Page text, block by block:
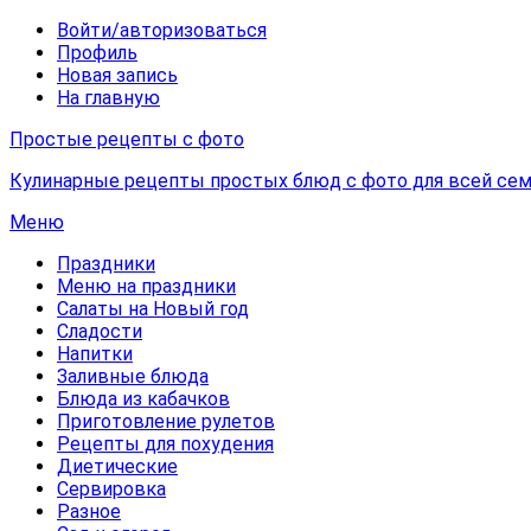
Войти/авторизоваться
Профиль
Новая запись
На главную
Простые рецепты с фото
Кулинарные рецепты простых блюд с фото для всей
Меню
Праздники
Меню на праздники
Салаты на Новый год
Сладости
Напитки
Заливные блюда
Блюда из кабачков
Приготовление рулетов
Рецепты для похудения
Диетические
Сервировка
Разное